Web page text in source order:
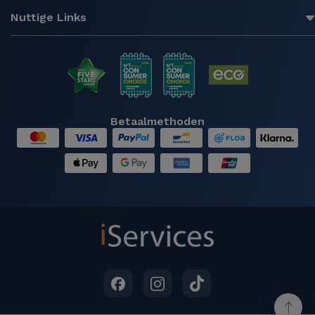
geïdentificeerd als een product dat nieuw is.
kleine vlekken of zelfs scherpe krassen zijn.
Prijs: Refurbished producten zijn producten met
een meer betaalbare prijs dan een nieuw product.
Als de prijs van het product veel lager is dan die
van een nieuw product, dan komt dat omdat je te
maken hebt met een refurbished product.
Is het de moeite waard om een
Refurbished product te kopen?
verschillende redenen de moeite waard. Refurbished
producten zijn niet alleen een duurzame keuze en
afval, maar bieden ook prestaties die vergelijkbaar
zijn met nieuw tegen meer betaalbare prijzen. Met
de garantie van 3 jaar die iServices biedt, kunnen
Nuttige Links
Betaalmethoden